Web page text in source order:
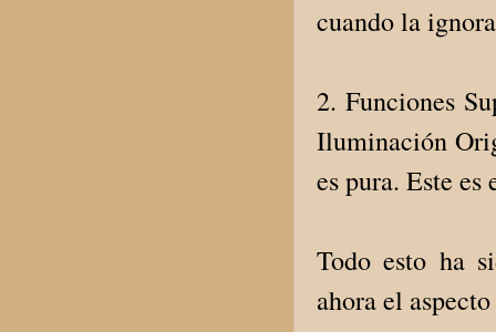
cuando la
2. Funciones
Iluminación
es pura. Este
Todo esto ha
ahora el